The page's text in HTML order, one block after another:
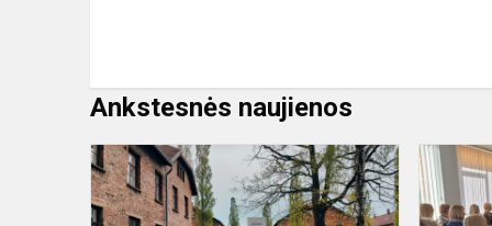
Ankstesnės naujienos
Tarptautinis
renginys
„GYVŲJŲ